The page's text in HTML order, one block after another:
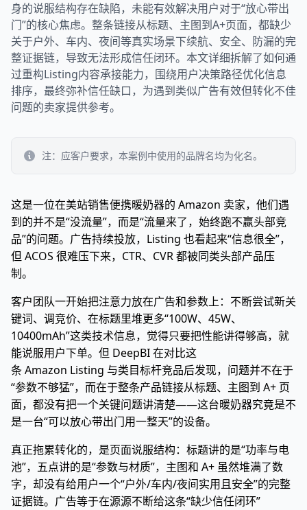
身的说服结构存在缺陷，未能有效解决用户对于“放心带出
门”的核心焦虑。整条链接从标题、主图到A+页面，都缺少
关于户外、车内、夜间等真实场景下续航、安全、防漏的完
整证据链，导致无法形成信任闭环。本文详细拆解了如何通
过重构Listing内容承接能力，围绕用户决策路径优化信息
排序，最终弥补信任缺口，为遇到类似广告有效但转化不佳
问题的卖家提供参考。
注：应客户要求，本案例中使用的品牌名均为化名。
这是一位在美站销售便携暖奶器的 Amazon 卖家，他们遇
到的并不是“没流量”，而是“流量来了，始终跑不赢头部竞
品”的问题。广告持续投放，Listing 也看起来“信息很全”，
但 ACOS 很难压下来，CTR、CVR 都被同类头部产品压
制。
客户团队一开始把注意力放在广告和参数上：不断尝试新关
键词、调竞价、在标题里堆更多“100W、45W、
10400mAh”这类技术信息，觉得只要把性能讲得够高，就
能说服用户下单。但 DeepBI 在对比这
条 Amazon Listing 与类目标杆竞品后发现，问题并不在于
“参数不够猛”，而在于整条产品链接从标题、主图到 A+ 页
面，都没有把一个关键问题讲清楚——这台暖奶器究竟是不
是一台“可以放心带出门用一整天”的设备。
真正拖累转化的，是页面说服结构：标题讲的是“功率与电
池”，五点讲的是“参数与材质”，主图和 A+ 虽然堆满了数
字，却没有给用户一个“户外/车内/夜间实用且安全”的完整
证据链。广告等于在源源不断给这条“缺少信任闭环”